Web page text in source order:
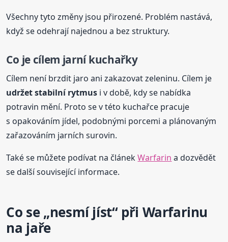
Všechny tyto změny jsou přirozené. Problém nastává,
když se odehrají najednou a bez struktury.
Co je cílem jarní kuchařky
Cílem není brzdit jaro ani zakazovat zeleninu. Cílem je
udržet stabilní rytmus i v době, kdy se nabídka
potravin mění. Proto se v této kuchařce pracuje
s opakováním jídel, podobnými porcemi a plánovaným
zařazováním jarních surovin.
Také se můžete podívat na článekWarfarin a dozvědět
se další související informace.
Co se „nesmí jíst“ při Warfarinu
na jaře